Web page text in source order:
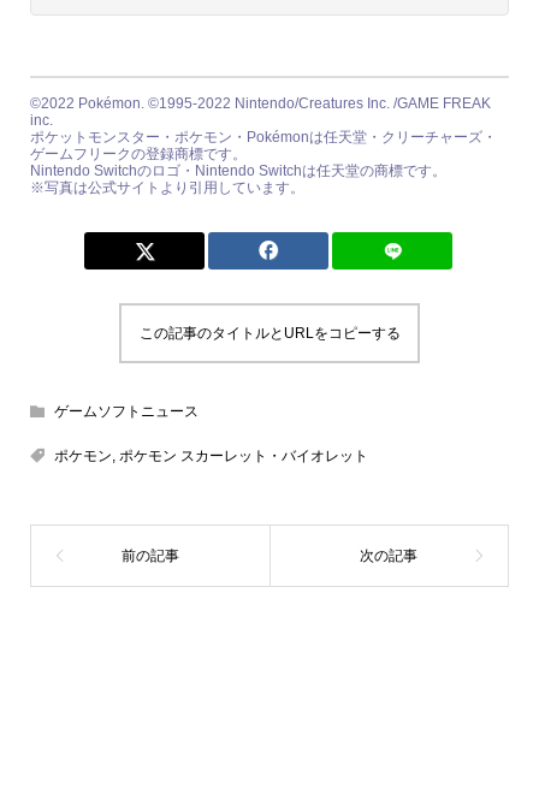
©2022 Pokémon. ©1995-2022 Nintendo/Creatures Inc. /GAME FREAK
inc.
ポケットモンスター・ポケモン・Pokémonは任天堂・クリーチャーズ・
ゲームフリークの登録商標です。
Nintendo Switchのロゴ・Nintendo Switchは任天堂の商標です。
※写真は公式サイトより引用しています。
この記事のタイトルとURLをコピーする
ゲームソフトニュース
ポケモン, ポケモン スカーレット・バイオレット